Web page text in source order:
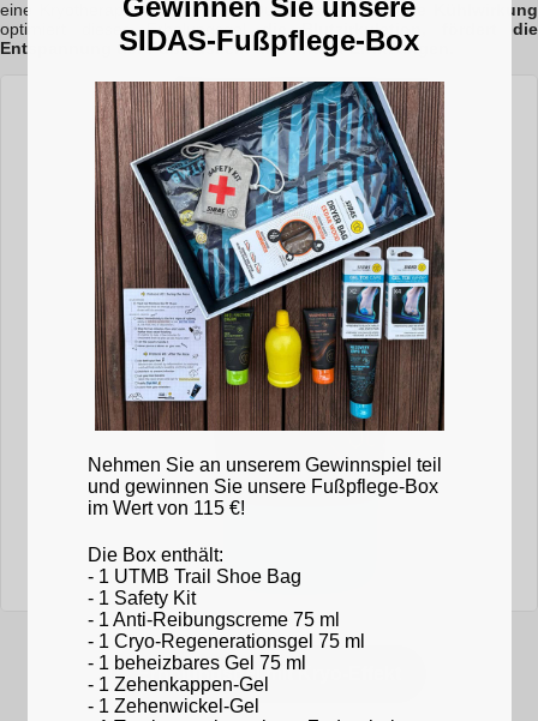
eine Kryotherapiefunktioniert. Durch seinesofortige Kühlwirkung
optimiert dieses Erholungsgeldie Blutzirkulation, fördert die
Entspannung der Fußmuskeln und lindert Erhitzungen.
Erholungsgel mit Kryo-Effekt
SIDAS-Fußpflege-Box
Nehmen Sie an unserem Gewinnspiel teil
und gewinnen Sie unsere Fußpflege-Box
im Wert von 115 €!
Die Box enthält:
- 1 UTMB Trail Shoe Bag
- 1 Safety Kit
- 1 Anti-Reibungscreme 75 ml
- 1 Cryo-Regenerationsgel 75 ml
- 1 beheizbares Gel 75 ml
- 1 Zehenkappen-Gel
- 1 Zehenwickel-Gel